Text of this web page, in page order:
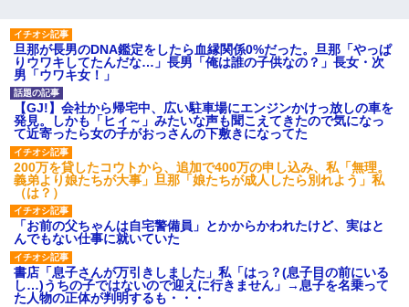
旦那が長男のDNA鑑定をしたら血縁関係0%だった。旦那「やっぱ
りウワキしてたんだな…」長男「俺は誰の子供なの？」長女・次
男「ウワキ女！」
【GJ!】会社から帰宅中、広い駐車場にエンジンかけっ放しの車を
発見。しかも「ヒィ～」みたいな声も聞こえてきたので気になっ
て近寄ったら女の子がおっさんの下敷きになってた
200万を貸したコウトから、追加で400万の申し込み、私「無理。
義弟より娘たちが大事」旦那「娘たちが成人したら別れよう」私
（は？）
「お前の父ちゃんは自宅警備員」とかからかわれたけど、実はと
んでもない仕事に就いていた
書店「息子さんが万引きしました」私「はっ？(息子目の前にいる
し…)うちの子ではないので迎えに行きません」→息子を名乗って
た人物の正体が判明するも・・・